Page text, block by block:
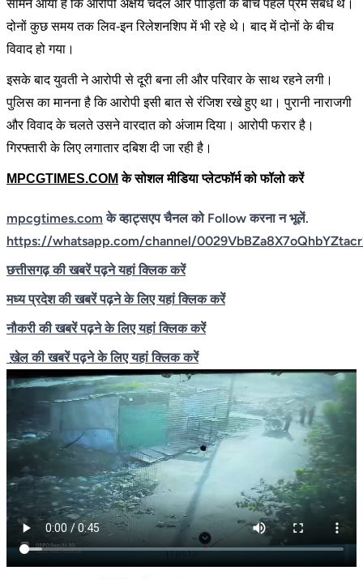
सामने आया है कि आरोपी अक्षय चंदेल और पीड़िता के बीच पहले प्रेम संबंध थे।
दोनों कुछ समय तक लिव-इन रिलेशनशिप में भी रहे थे। बाद में दोनों के बीच
विवाद हो गया।
इसके बाद युवती ने आरोपी से दूरी बना ली और परिवार के साथ रहने लगी।
पुलिस का मानना है कि आरोपी इसी बात से रंजिश रखे हुए था। पुरानी नाराजगी
और विवाद के चलते उसने वारदात को अंजाम दिया। आरोपी फरार है।
गिरफ्तारी के लिए लगातार दबिश दी जा रही है।
MPCGTIMES.COM के सोशल मीडिया प्लेटफॉर्म को फॉलो करें
mpcgtimes.com के व्हाट्सएप चैनल को Follow करना न भूलें.
https://whatsapp.com/channel/
छत्तीसगढ़ की खबरें पढ़ने यहां क्लिक करें
मध्य प्रदेश की खबरें पढ़ने के लिए यहां क्लिक करें
नौकरी की खबरें पढ़ने के लिए यहां क्लिक करें
खेलकी खबरें पढ़ने के लिए यहां क्लिक करें